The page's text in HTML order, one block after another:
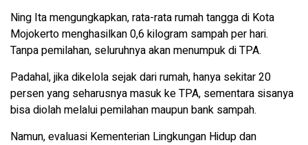
Ning Ita mengungkapkan, rata-rata rumah tangga di Kota
Mojokerto menghasilkan 0,6 kilogram sampah per hari.
Tanpa pemilahan, seluruhnya akan menumpuk di TPA.
Padahal, jika dikelola sejak dari rumah, hanya sekitar 20
persen yang seharusnya masuk ke TPA, sementara sisanya
bisa diolah melalui pemilahan maupun bank sampah.
Namun, evaluasi Kementerian Lingkungan Hidup dan